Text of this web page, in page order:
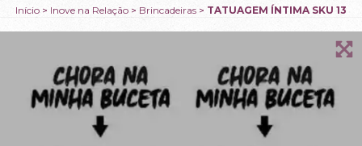
Início > Inove na Relação > Brincadeiras > TATUAGEM ÍNTIMA SKU 13